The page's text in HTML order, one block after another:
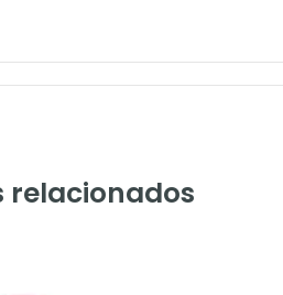
relacionados